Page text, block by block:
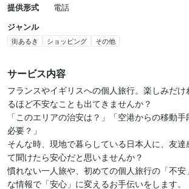
提供形式
電話
ジャンル
街あるき ショッピング その他
サービス内容
フランスやイギリスへの個人旅行。楽しみだ
るほど不安なことも出てきませんか？
「このエリアの治安は？」「空港からの移動
必要？」
そんな時、現地で暮らしている日本人に、友
て聞けたら安心だと思いませんか？
慣れない一人旅や、初めての個人旅行の「不
な情報で「安心」に変えるお手伝いをします。